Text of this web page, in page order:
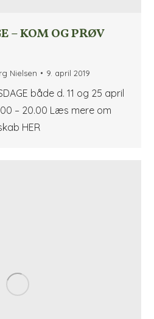
– KOM OG PRØV
Nielsen 9. april 2019
både d. 11 og 25 april
– 20.00 Læs mere om
HER